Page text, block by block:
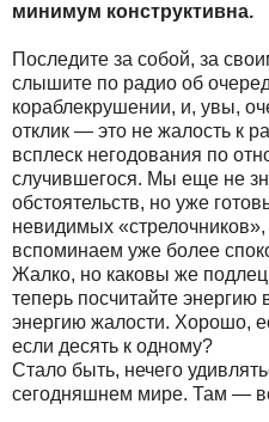
минимум конструктивна.
Последите за собой, за
слышите по радио об
кораблекрушении, и, увы,
отклик — это не жалость к
всплеск негодования по
случившегося. Мы еще не
обстоятельств, но уже
невидимых
вспоминаем уже более
Жалко, но каковы же
теперь посчитайте энергию
энергию жалости. Хорошо,
если десять к одному?
Стало быть, нечего
сегодняшнем мире. Там —